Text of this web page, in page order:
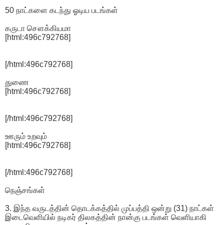
50 நாட்களை கடந்து ஓடிய படங்கள்
கருடா சௌக்கியமா
[html:496c792768]
[/html:496c792768]
துணை
[html:496c792768]
[/html:496c792768]
ஊரும் உறவும்
[html:496c792768]
[/html:496c792768]
நெஞ்சங்கள்
3. இந்த வருடத்தின் தொடக்கத்தில் முப்பத்தி ஒன்று (31) நாட்கள்
இடைவெளியில் நடிகர் திலகத்தின் நான்கு படங்கள் வெளியாகி